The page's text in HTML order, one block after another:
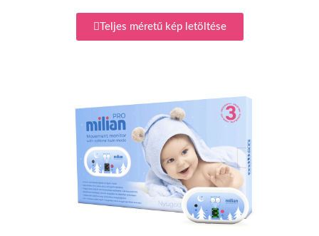
Teljes méretű kép letöltése